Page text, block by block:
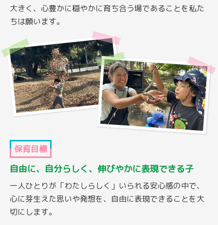
大きく、心豊かに穏やかに育ち合う場であることを私た
ちは願います。
保育目標
自由に、自分らしく、伸びやかに表現できる子
一人ひとりが「わたしらしく」いられる安心感の中で、
心に芽生えた思いや発想を、自由に表現できることを大
切にします。